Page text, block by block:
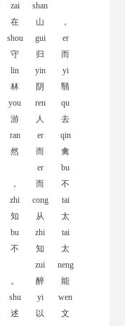
zai
在
shan
山
，
shou
守
gui
归
er
而
lin
林
yin
阴
yi
翳
you
游
ren
人
qu
去
ran
然
er
而
qin
禽
，
er
而
bu
不
zhi
知
cong
从
tai
太
bu
不
zhi
知
tai
太
。
zui
醉
neng
能
shu
述
yi
以
wen
文